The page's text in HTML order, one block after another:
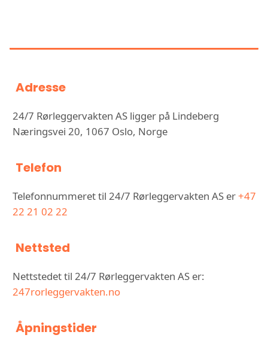
Adresse
24/7 Rørleggervakten AS ligger på Lindeberg
Næringsvei 20, 1067 Oslo, Norge
Telefon
Telefonnummeret til 24/7 Rørleggervakten AS er+47
22 21 02 22
Nettsted
Nettstedet til 24/7 Rørleggervakten AS er:
247rorleggervakten.no
Åpningstider